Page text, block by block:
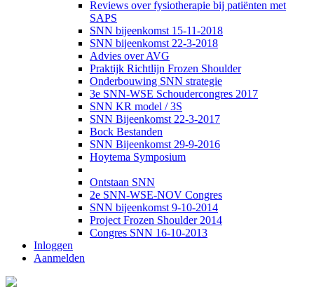
Reviews over fysiotherapie bij patiënten met
SAPS
SNN bijeenkomst 15-11-2018
SNN bijeenkomst 22-3-2018
Advies over AVG
Praktijk Richtlijn Frozen Shoulder
Onderbouwing SNN strategie
3e SNN-WSE Schoudercongres 2017
SNN KR model / 3S
SNN Bijeenkomst 22-3-2017
Bock Bestanden
SNN Bijeenkomst 29-9-2016
Hoytema Symposium
Ontstaan SNN
2e SNN-WSE-NOV Congres
SNN bijeenkomst 9-10-2014
Project Frozen Shoulder 2014
Congres SNN 16-10-2013
Inloggen
Aanmelden